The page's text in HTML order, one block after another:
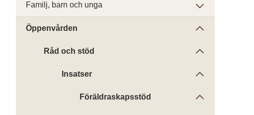
Familj, barn och unga
Öppenvården
Råd och stöd
Insatser
Föräldraskapsstöd